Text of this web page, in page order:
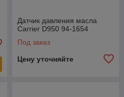
Датчик давления масла
Carrier D950 94-1654
Под заказ
Цену уточняйте